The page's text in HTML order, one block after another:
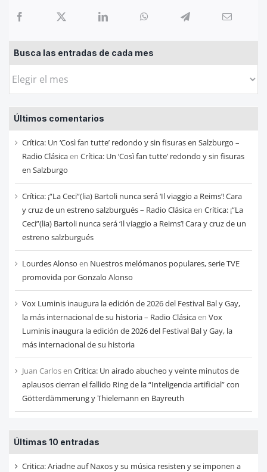
Busca las entradas de cada mes
Busca
entradas
de
cada
mes
Últimos comentarios
Crítica: Un ‘Così fan tutte’ redondo y sin fisuras en Salzburgo –
Radio Clásicaen Crítica: Un ‘Così fan tutte’ redondo y sin fisuras
en Salzburgo
Crítica: ¡“La Ceci”(lia) Bartoli nunca será ‘Il viaggio a Reims’! Cara
y cruz de un estreno salzburgués – Radio Clásicaen Crítica: ¡“La
Ceci”(lia) Bartoli nunca será ‘Il viaggio a Reims’! Cara y cruz de un
estreno salzburgués
Lourdes Alonso en Nuestros melómanos populares, serie TVE
promovida por Gonzalo Alonso
Vox Luminis inaugura la edición de 2026 del Festival Bal y Gay,
la más internacional de su historia – Radio Clásicaen Vox
Luminis inaugura la edición de 2026 del Festival Bal y Gay, la
más internacional de su historia
Juan Carlosen Critica: Un airado abucheo y veinte minutos de
aplausos cierran el fallido Ring de la “Inteligencia artificial” con
Götterdämmerung y Thielemann en Bayreuth
Últimas 10 entradas
Critica: Ariadne auf Naxos y su música resisten y se imponen a